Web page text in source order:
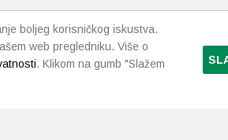
boljeg korisničkog iskustva.
web pregledniku. Više o
. Klikom na gumb "Slažem